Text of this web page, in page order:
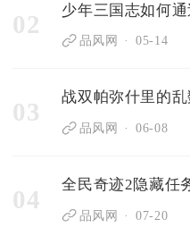
02
品风网 05-14
03
品风网 06-08
04
品风网 07-20